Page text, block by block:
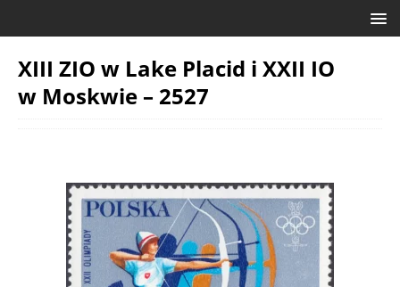
XIII ZIO w Lake Placid i XXII IO
w Moskwie – 2527